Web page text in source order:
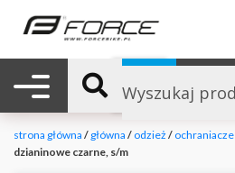
Nawigacja mobilna B2B
strona główna / główna / odzież / ochraniacze
dzianinowe czarne, s/m